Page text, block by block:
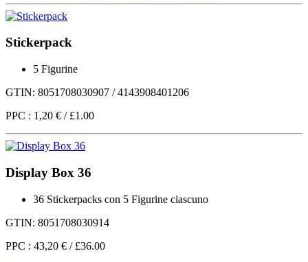
Stickerpack
5 Figurine
GTIN: 8051708030907 / 4143908401206
PPC : 1,20 € / £1.00
Display Box 36
36 Stickerpacks con 5 Figurine ciascuno
GTIN: 8051708030914
PPC : 43,20 € / £36.00